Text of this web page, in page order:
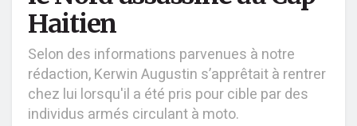
Haitien
Selon des informations parvenues à notre
rédaction, Kerwin Augustin s’apprêtait à rentrer
chez lui lorsqu'il a été pris pour cible par des
individus armés circulant à moto.